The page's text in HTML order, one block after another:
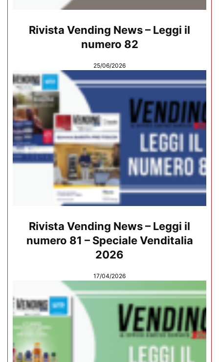
Rivista Vending News – Leggi il
numero 82
25/06/2026
Rivista Vending News – Leggi il
numero 81 – Speciale Venditalia
2026
17/04/2026